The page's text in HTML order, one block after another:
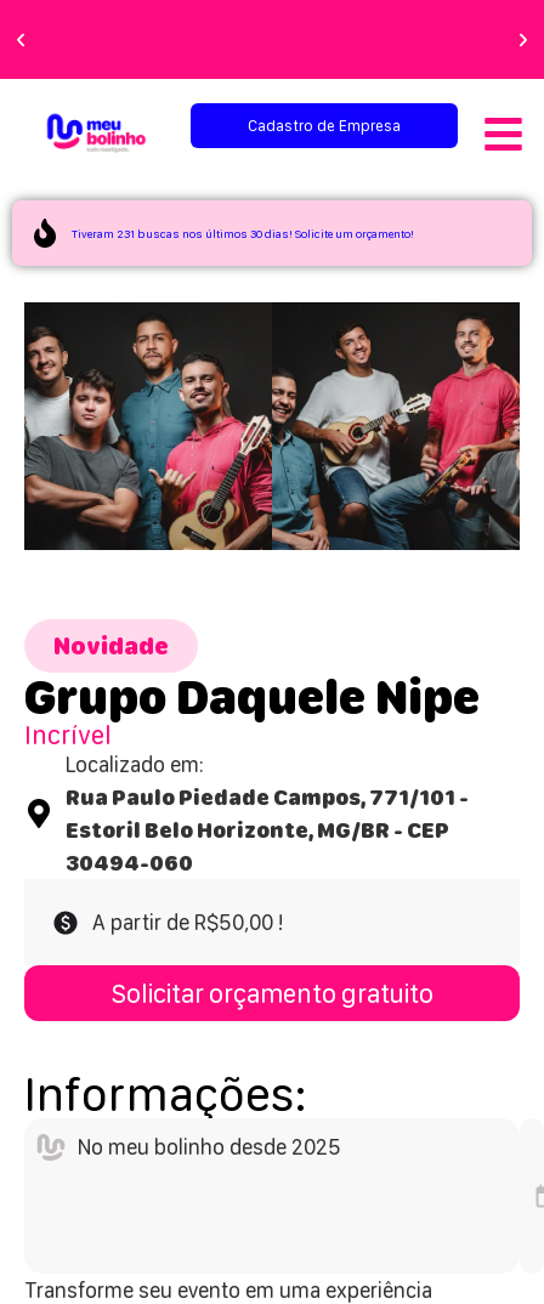
perfeita!
Cadastro de Empresa
Tiveram 231 buscas nos últimos 30 dias! Solicite um orçamento!
Novidade
Grupo Daquele Nipe
Incrível
Localizado em:
Rua Paulo Piedade Campos, 771/101 -
Estoril Belo Horizonte, MG/BR - CEP
30494-060
A partir de R$50,00 !
Solicitar orçamento gratuito
Informações:
No meu bolinho desde 2025
Transforme seu evento em uma experiência